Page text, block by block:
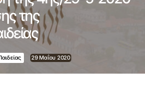
της
29 Μαΐου 2020